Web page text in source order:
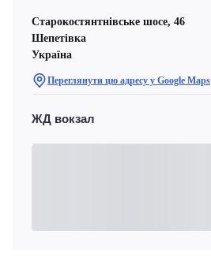
Старокостянтнівське шосе, 46
Шепетівка
Україна
Переглянути цю адресу у Google Maps
ЖД вокзал